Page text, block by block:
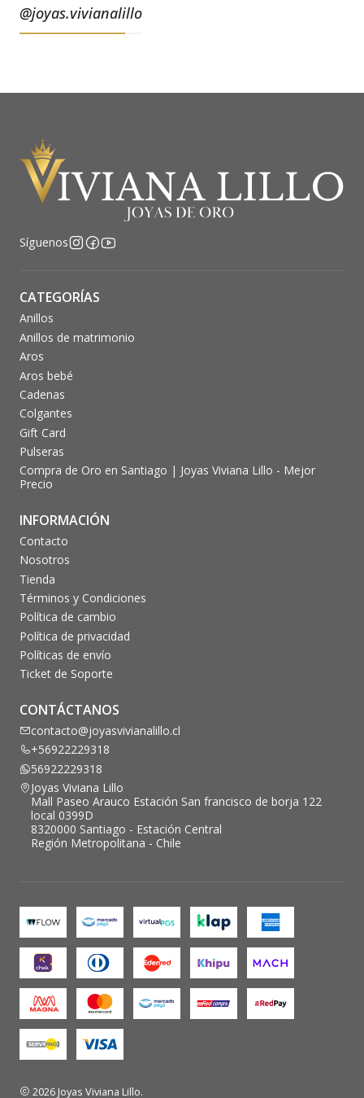
@joyas.vivianalillo
Síguenos
CATEGORÍAS
Anillos
Anillos de matrimonio
Aros
Aros bebé
Cadenas
Colgantes
Gift Card
Pulseras
Compra de Oro en Santiago | Joyas Viviana Lillo - Mejor
Precio
INFORMACIÓN
Contacto
Nosotros
Tienda
Términos y Condiciones
Política de cambio
Política de privacidad
Políticas de envío
Ticket de Soporte
CONTÁCTANOS
contacto@joyasvivianalillo.cl
+56922229318
56922229318
Joyas Viviana Lillo
Mall Paseo Arauco Estación San francisco de borja 122
local 0399D
8320000 Santiago - Estación Central
Región Metropolitana - Chile
2026 Joyas Viviana Lillo.